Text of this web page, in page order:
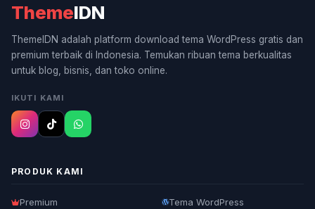
ThemeIDN
ThemeIDN adalah platform download tema WordPress gratis dan
premium terbaik di Indonesia. Temukan ribuan tema berkualitas
untuk blog, bisnis, dan toko online.
IKUTI KAMI
PRODUK KAMI
Premium
Tema WordPress